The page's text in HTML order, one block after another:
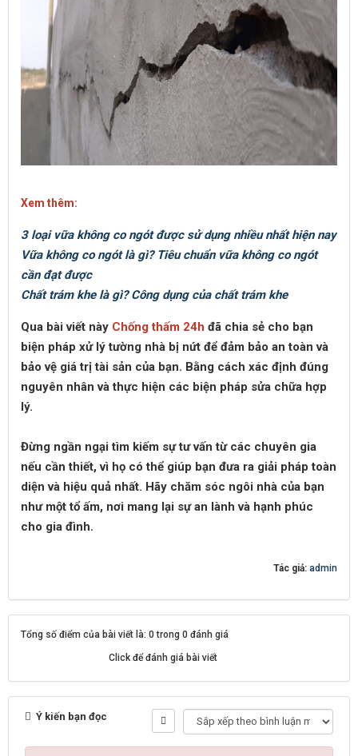
Xem thêm:
3 loại vữa không co ngót được sử dụng nhiều nhất hiện nay
Vữa không co ngót là gì? Tiêu chuẩn vữa không co ngót
cần đạt được
Chất trám khe là gì? Công dụng của chất trám khe
Qua bài viết này Chống thấm 24h đã chia sẻ cho bạn
biện pháp xử lý tường nhà bị nứt để đảm bảo an toàn và
bảo vệ giá trị tài sản của bạn. Bằng cách xác định đúng
nguyên nhân và thực hiện các biện pháp sửa chữa hợp
lý.
Đừng ngần ngại tìm kiếm sự tư vấn từ các chuyên gia
nếu cần thiết, vì họ có thể giúp bạn đưa ra giải pháp toàn
diện và hiệu quả nhất. Hãy chăm sóc ngôi nhà của bạn
như một tổ ấm, nơi mang lại sự an lành và hạnh phúc
cho gia đình.
Tác giả: admin
Tổng số điểm của bài viết là: 0 trong 0 đánh giá
Click để đánh giá bài viết
Ý kiến bạn đọc